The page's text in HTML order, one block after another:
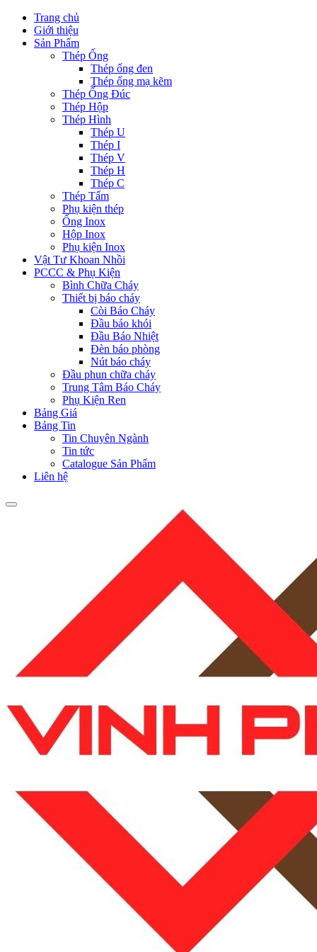
Trang chủ
Giới thiệu
Sản Phẩm
Thép Ống
Thép ống đen
Thép ống mạ kẽm
Thép Ống Đúc
Thép Hộp
Thép Hình
Thép U
Thép I
Thép V
Thép H
Thép C
Thép Tấm
Phụ kiện thép
Ống Inox
Hộp Inox
Phụ kiện Inox
Vật Tư Khoan Nhồi
PCCC & Phụ Kiện
Bình Chữa Cháy
Thiết bị báo cháy
Còi Báo Cháy
Đầu báo khói
Đầu Báo Nhiệt
Đèn báo phòng
Nút báo cháy
Đầu phun chữa cháy
Trung Tâm Báo Cháy
Phụ Kiện Ren
Bảng Giá
Bảng Tin
Tin Chuyên Ngành
Tin tức
Catalogue Sản Phẩm
Liên hệ